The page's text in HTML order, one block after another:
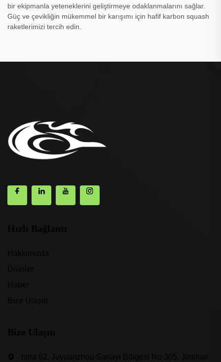
bir ekipmanla yeteneklerini geliştirmeye odaklanmalarını sağlar.
Güç ve çevikliğin mükemmel bir karışımı için hafif karbon squash
raketlerimizi tercih edin.